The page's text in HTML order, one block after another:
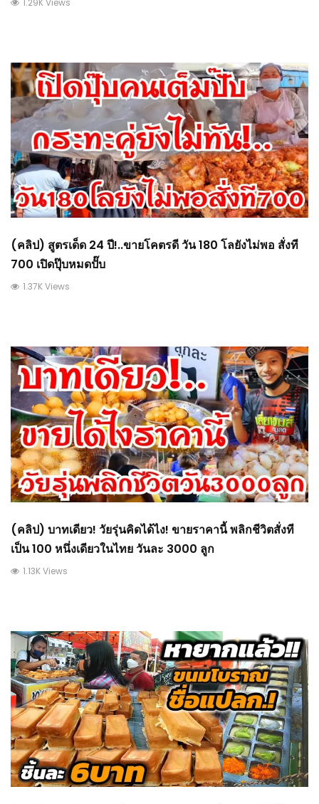
(คลิป) สูตรเด็ด 24 ปี!..ขายโคตรดี วัน 180 โลยังไม่พอ สั่งที
700 เปิดปุ๊บหมดปั๊บ
1.37K Views
(คลิป) บาทเดียว! วัยรุ่นคิดได้ไง! ขายราคานี้ พลิกชีวิตสั่งที
เป็น 100 หนึ่งเดียวในไทย วันละ 3000 ลูก
1.13K Views